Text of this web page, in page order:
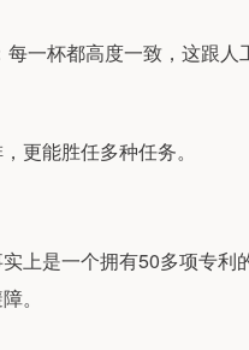
一杯都高度一致，这跟
更能胜任多种任务。
上是一个拥有50多项专
。